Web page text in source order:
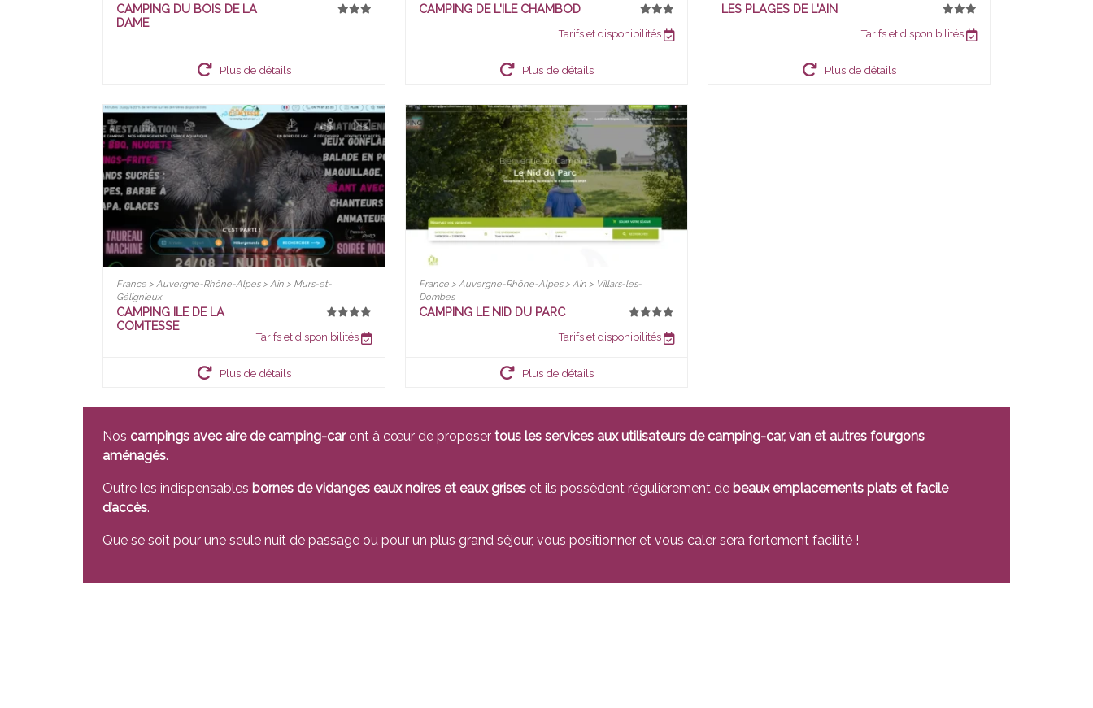
CAMPING DU BOIS DE LA
DAME
Plus de détails
CAMPING DE L'ILE CHAMBOD
Tarifs et disponibilités
Plus de détails
LES PLAGES DE L'AIN
Tarifs et disponibilités
Plus de détails
France > Auvergne-Rhône-Alpes > Ain > Murs-et-
Gélignieux
CAMPING ILE DE LA
COMTESSE
Tarifs et disponibilités
Plus de détails
France > Auvergne-Rhône-Alpes > Ain > Villars-les-
Dombes
CAMPING LE NID DU PARC
Tarifs et disponibilités
Plus de détails
Nos campings avec aire de camping-caront à cœur de proposer tous les services aux utilisateurs de camping-car, van et autres fourgons
aménagés.
Outre les indispensables bornes de vidanges eaux noires et eaux grises et ils possèdent régulièrement de beaux emplacements plats et facile
d’accès.
Que se soit pour une seule nuit de passage ou pour un plus grand séjour, vous positionner et vous caler sera fortement facilité !